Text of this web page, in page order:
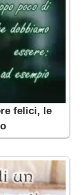
felici, le